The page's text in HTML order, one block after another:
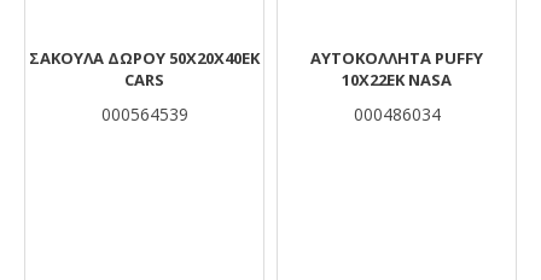
ΣΑΚΟΥΛΑ ΔΩΡΟΥ 50X20X40ΕΚ
CARS
000564539
ΑΥΤΟΚΟΛΛΗΤΑ PUFFY
10X22EK NASA
000486034